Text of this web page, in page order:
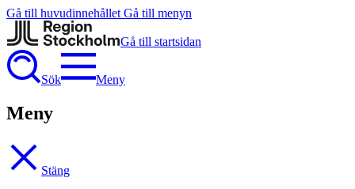
Gå till huvudinnehållet Gå till menyn
Gå till startsidan
Sök Meny
Meny
Stäng